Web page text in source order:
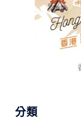
分類